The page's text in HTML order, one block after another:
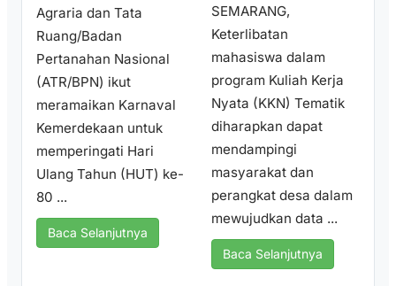
Agraria dan Tata
Ruang/Badan
Pertanahan Nasional
(ATR/BPN) ikut
meramaikan Karnaval
Kemerdekaan untuk
memperingati Hari
Ulang Tahun (HUT) ke-
80 ...
Baca Selanjutnya
SEMARANG,
Keterlibatan
mahasiswa dalam
program Kuliah Kerja
Nyata (KKN) Tematik
diharapkan dapat
mendampingi
masyarakat dan
perangkat desa dalam
mewujudkan data ...
Baca Selanjutnya